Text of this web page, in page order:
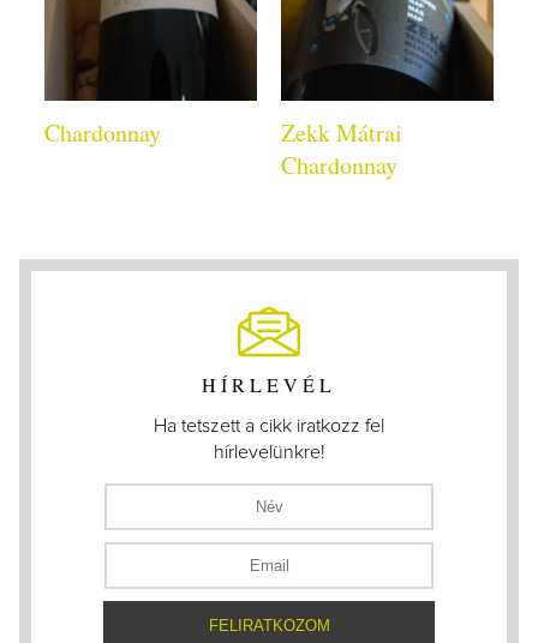
Chardonnay
Zekk Mátrai
Chardonnay
HÍRLEVÉL
Ha tetszett a cikk iratkozz fel
hírlevelünkre!